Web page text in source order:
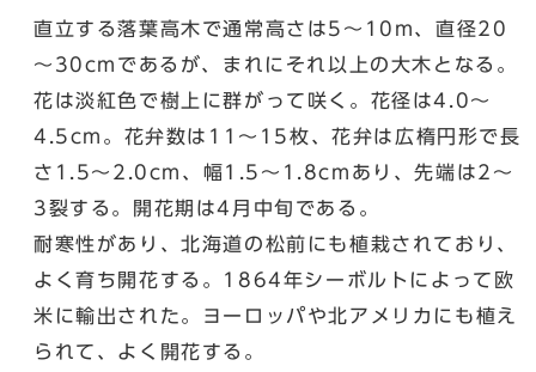
直立する落葉高木で通常高さは5～10m、直径20
～30cmであるが、まれにそれ以上の大木となる。
花は淡紅色で樹上に群がって咲く。花径は4.0～
4.5cm。花弁数は11～15枚、花弁は広楕円形で長
さ1.5～2.0cm、幅1.5～1.8cmあり、先端は2～
3裂する。開花期は4月中旬である。
耐寒性があり、北海道の松前にも植栽されており、
よく育ち開花する。1864年シーボルトによって欧
米に輸出された。ヨーロッパや北アメリカにも植え
られて、よく開花する。